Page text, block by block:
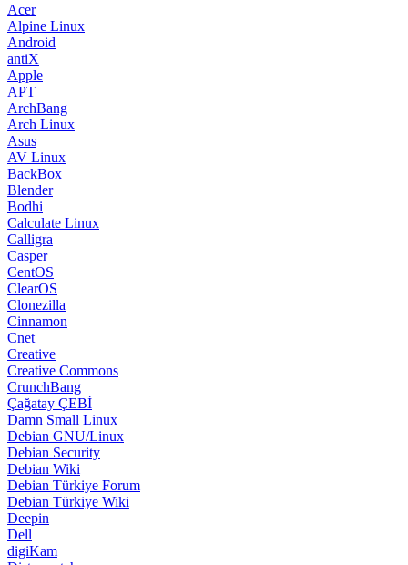
Acer
Alpine Linux
Android
antiX
Apple
APT
ArchBang
Arch Linux
Asus
AV Linux
BackBox
Blender
Bodhi
Calculate Linux
Calligra
Casper
CentOS
ClearOS
Clonezilla
Cinnamon
Cnet
Creative
Creative Commons
CrunchBang
Çağatay ÇEBİ
Damn Small Linux
Debian GNU/Linux
Debian Security
Debian Wiki
Debian Türkiye Forum
Debian Türkiye Wiki
Deepin
Dell
digiKam